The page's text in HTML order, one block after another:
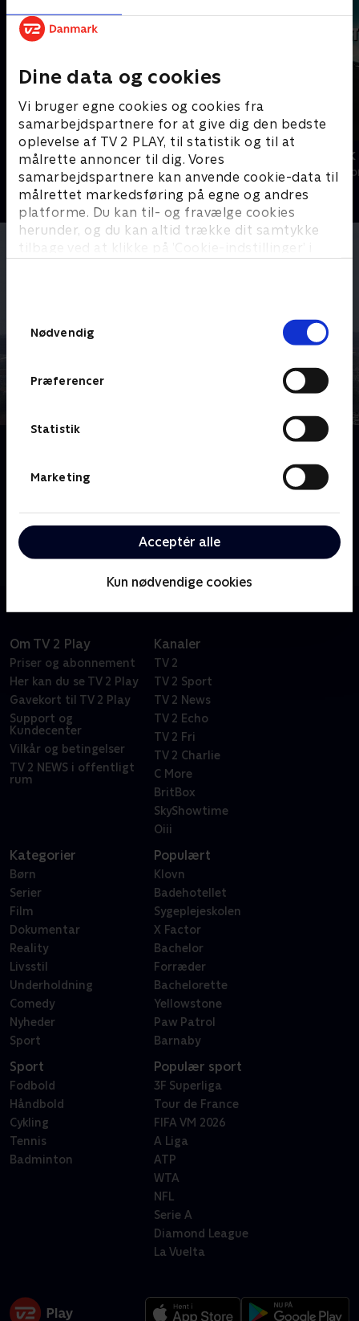
Dine data og cookies
Vi bruger egne cookies og cookies fra
samarbejdspartnere for at give dig den bedste
oplevelse af TV 2 PLAY, til statistik og til at
målrette annoncer til dig. Vores
samarbejdspartnere kan anvende cookie-data til
målrettet markedsføring på egne og andres
platforme. Du kan til- og fravælge cookies
herunder, og du kan altid trække dit samtykke
tilbage ved at klikke på ’Cookie-indstillinger’ i
Nødvendig
Præferencer
Statistik
Marketing
Acceptér alle
Kun nødvendige cookies
Gutterne på kutterne
Livsstil • 7 sæsoner
Med
Livsstil • 1
CPH Lufthavnen er hver dag knudepunkt for 60.000
meget forskellige passagerer med helt forskellige
arbejdsplads for flere tusinde danskere. CPH
Lufthavnen er en serie, som skildrer denne
arbejdsplads på alle niveauer. Der er langt fra
bagagebåndet til kontroltårnet og fra
Om TV 2 Play
Priser og abonnement
Her kan du se TV 2 Play
Gavekort til TV 2 Play
Support og
Kundecenter
Vilkår og betingelser
TV 2 NEWS i offentligt
rum
Kanaler
TV 2
TV 2 Sport
TV 2 News
TV 2 Echo
TV 2 Fri
TV 2 Charlie
C More
BritBox
SkyShowtime
Oiii
Kategorier
Børn
Serier
Film
Dokumentar
Reality
Livsstil
Underholdning
Comedy
Nyheder
Sport
Populært
Klovn
Badehotellet
Sygeplejeskolen
X Factor
Bachelor
Forræder
Bachelorette
Yellowstone
Paw Patrol
Barnaby
Sport
Fodbold
Håndbold
Cykling
Tennis
Badminton
Populær sport
3F Superliga
Tour de France
FIFA VM 2026
A Liga
ATP
WTA
NFL
Serie A
Diamond League
La Vuelta